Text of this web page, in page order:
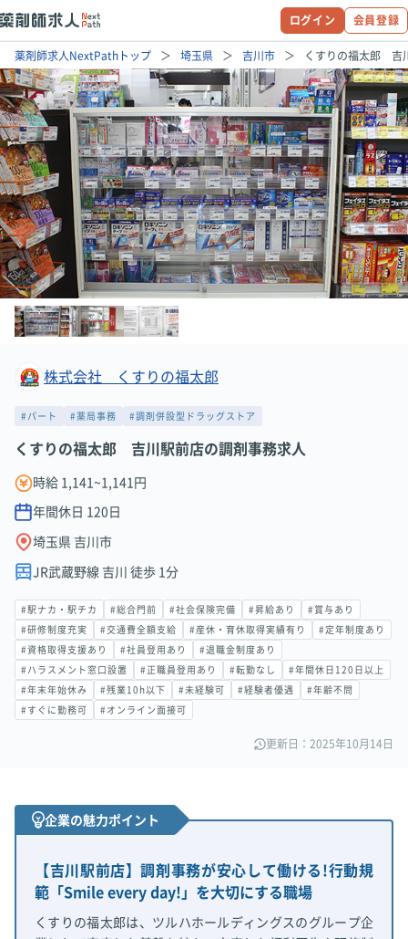
ログイン 会員登録
薬剤師求人NextPathトップ 埼玉県 吉川市 くすりの福太郎 吉
株式会社 くすりの福太郎
#パート #薬局事務 #調剤併設型ドラッグストア
くすりの福太郎 吉川駅前店の調剤事務求人
時給 1,141~1,141円
年間休日 120 日
埼玉県 吉川市
JR武蔵野線 吉川 徒歩 1分
#駅ナカ・駅チカ #総合門前 #社会保険完備 #昇給あり #賞与あり
#研修制度充実 #交通費全額支給 #産休・育休取得実績有り #定年制度あり
#資格取得支援あり #社員登用あり #退職金制度あり
#ハラスメント窓口設置 #正職員登用あり #転勤なし #年間休日120日以上
#年末年始休み #残業10h以下 #未経験可 #経験者優遇 #年齢不問
#すぐに勤務可 #オンライン面接可
更新日：2025年10月14日
企業の魅力ポイント
【吉川駅前店】調剤事務が安心して働ける!行動規
範「Smile every day!」を大切にする職場
くすりの福太郎は、ツルハホールディングスのグループ企